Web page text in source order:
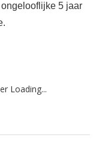
5 jaar
Loading...